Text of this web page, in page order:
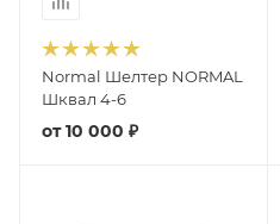
Normal Шелтер NORMAL
Шквал 4-6
от10 000 ₽